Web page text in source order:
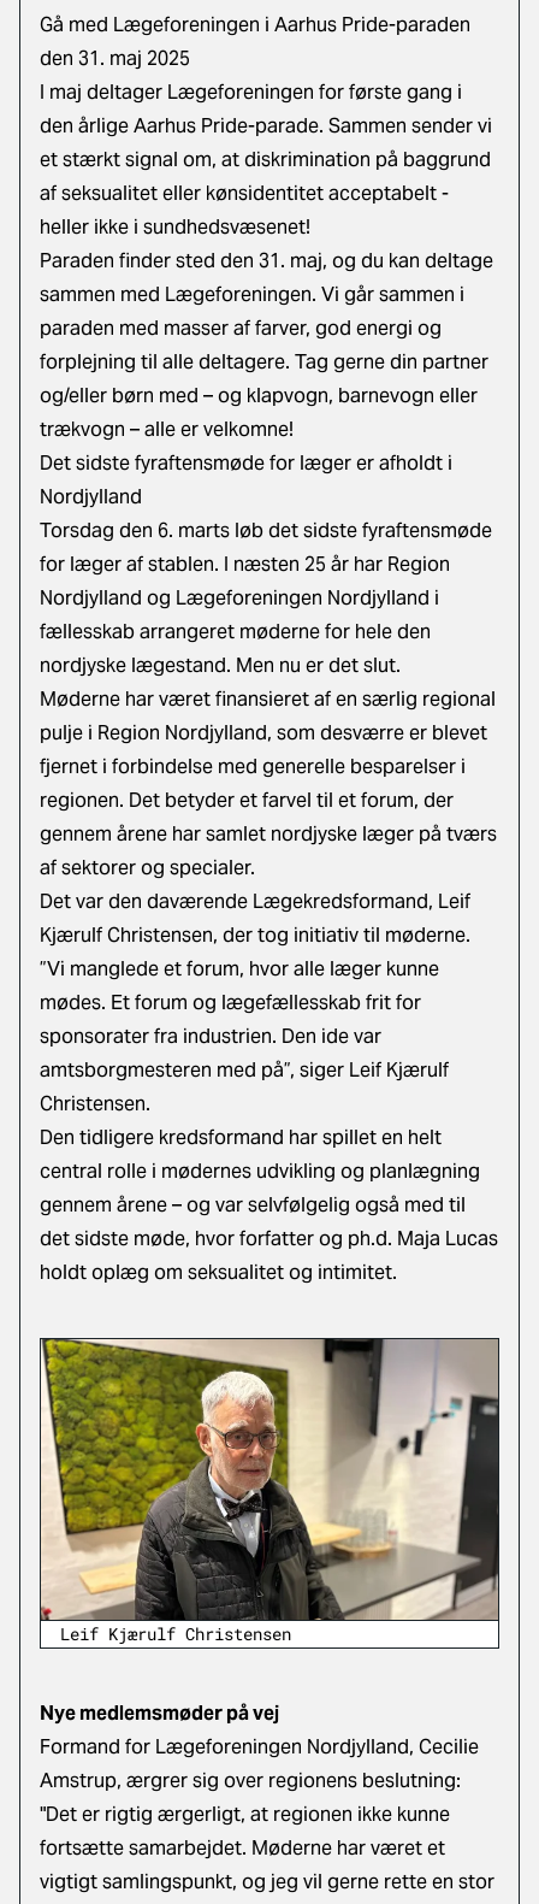
Gå med Lægeforeningen i Aarhus Pride-paraden
den 31. maj 2025
I maj deltager Lægeforeningen for første gang i
den årlige Aarhus Pride-parade. Sammen sender vi
et stærkt signal om, at diskrimination på baggrund
af seksualitet eller kønsidentitet acceptabelt -
heller ikke i sundhedsvæsenet!
Paraden finder sted den 31. maj, og du kan deltage
sammen med Lægeforeningen. Vi går sammen i
paraden med masser af farver, god energi og
forplejning til alle deltagere. Tag gerne din partner
og/eller børn med – og klapvogn, barnevogn eller
trækvogn – alle er velkomne!
Det sidste fyraftensmøde for læger er afholdt i
Nordjylland
Torsdag den 6. marts løb det sidste fyraftensmøde
for læger af stablen. I næsten 25 år har Region
Nordjylland og Lægeforeningen Nordjylland i
fællesskab arrangeret møderne for hele den
nordjyske lægestand. Men nu er det slut.
Møderne har været finansieret af en særlig regional
pulje i Region Nordjylland, som desværre er blevet
fjernet i forbindelse med generelle besparelser i
regionen. Det betyder et farvel til et forum, der
gennem årene har samlet nordjyske læger på tværs
af sektorer og specialer.
Det var den daværende Lægekredsformand, Leif
Kjærulf Christensen, der tog initiativ til møderne.
”Vi manglede et forum, hvor alle læger kunne
mødes. Et forum og lægefællesskab frit for
sponsorater fra industrien. Den ide var
amtsborgmesteren med på”, siger Leif Kjærulf
Christensen.
Den tidligere kredsformand har spillet en helt
central rolle i mødernes udvikling og planlægning
gennem årene – og var selvfølgelig også med til
det sidste møde, hvor forfatter og ph.d. Maja Lucas
holdt oplæg om seksualitet og intimitet.
Leif Kjærulf Christensen
Nye medlemsmøder på vej
Formand for Lægeforeningen Nordjylland, Cecilie
Amstrup, ærgrer sig over regionens beslutning:
"Det er rigtig ærgerligt, at regionen ikke kunne
fortsætte samarbejdet. Møderne har været et
vigtigt samlingspunkt, og jeg vil gerne rette en stor